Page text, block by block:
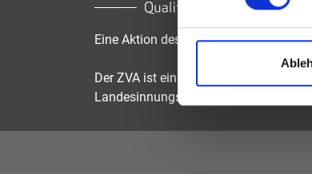
Eine Aktion des Zentralverbandes der
Der ZVA ist ein
Landesinnungsverbände und